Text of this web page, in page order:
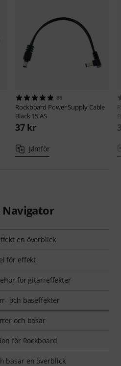
86
Rockboard Power Supply Cable
Black 15 AS
37 kr
Jämför
Navigator
en överblick
för effekt
för gitarreffekter
och baseffekter
och basar
för Rockboard
basar en överblick